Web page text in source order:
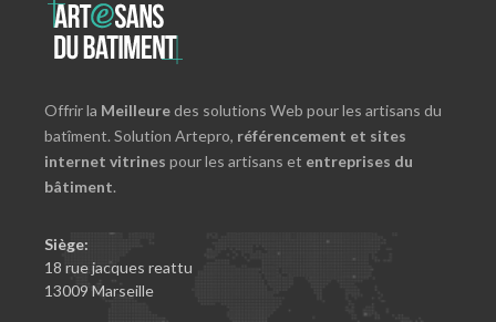
Offrir la Meilleuredes solutions Web pour les artisans du
batîment. Solution Artepro, référencement et sites
internet vitrines pour les artisans et entreprises du
bâtiment.
Siège:
18 rue jacques reattu
13009 Marseille